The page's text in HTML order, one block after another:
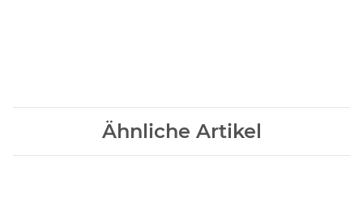
Ähnliche Artikel